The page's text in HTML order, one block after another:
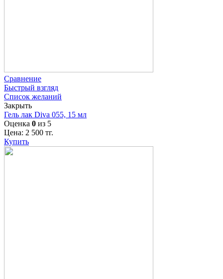
Сравнение
Быстрый взгляд
Список желаний
Закрыть
Гель лак Diva 055, 15 мл
Оценка 0 из 5
Цена: 2 500 тг.
Купить